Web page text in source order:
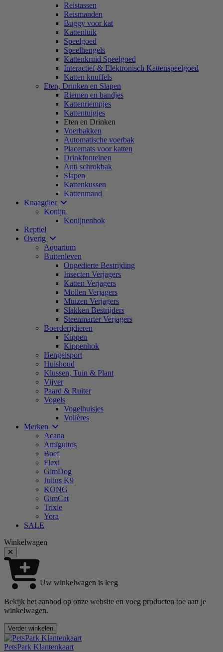
Reistassen
Reismanden
Buggy voor kat
Kattenluik
Speelgoed
Speelhengels
Kattenkruid Speelgoed
Interactief & Elektronisch Kattenspeelgoed
Katten knuffels
Eten, Drinken en Slapen
Riemen en bandjes
Kattenriempjes
Kattentuigjes
Eten en Drinken
Voerbakken
Automatische voerbak
Placemats voor katten
Drinkfonteinen
Anti schrokbak
Slapen
Kattenkussen
Kattenmand
Knaagdier
Konijn
Konijnenhok
Reptiel
Overig
Aquarium
Buitenleven
Ongedierte Bestrijding
Insecten Verjagers
Katten Verjagers
Mollen Verjagers
Muizen Verjagers
Slakken Bestrijders
Steenmarter Verjagers
Boerderijdieren
Kippen
Kippenhok
Hengelsport
Huishoud
Klussen, Tuin & Plant
Vijver
Paard & Ruiter
Vogels
Vogelhuisjes
Volières
Merken
Acana
Amiguitos
Boef
Flexi
GimDog
Julius K9
KONG
GimCat
Trixie
Yora
SALE
Winkelwagen
Uw winkelwagen is leeg
Bekijk het aanbod op onze website en voeg producten toe aan je
winkelwagen.
Verder winkelen
PetsPark Klantenkaart